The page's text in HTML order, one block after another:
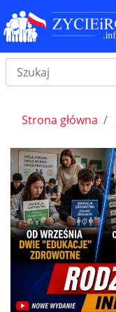
Strona główna